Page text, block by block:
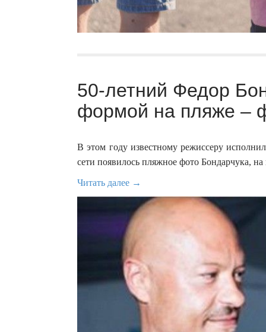
50-летний Федор
формой на пляже –
В этом году известному режиссеру
сети появилось пляжное фото Бондарчука,
Читать далее →